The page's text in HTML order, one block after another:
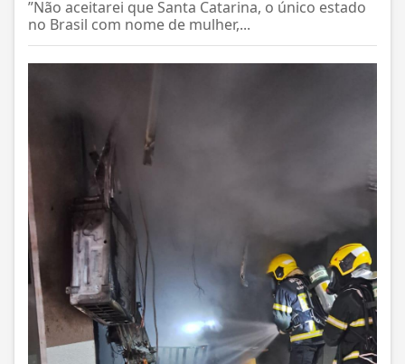
”Não aceitarei que Santa Catarina, o único estado
no Brasil com nome de mulher,...